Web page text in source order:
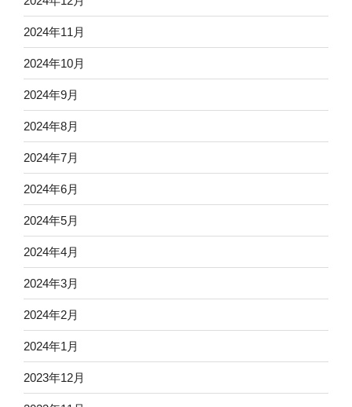
2024年11月
2024年10月
2024年9月
2024年8月
2024年7月
2024年6月
2024年5月
2024年4月
2024年3月
2024年2月
2024年1月
2023年12月